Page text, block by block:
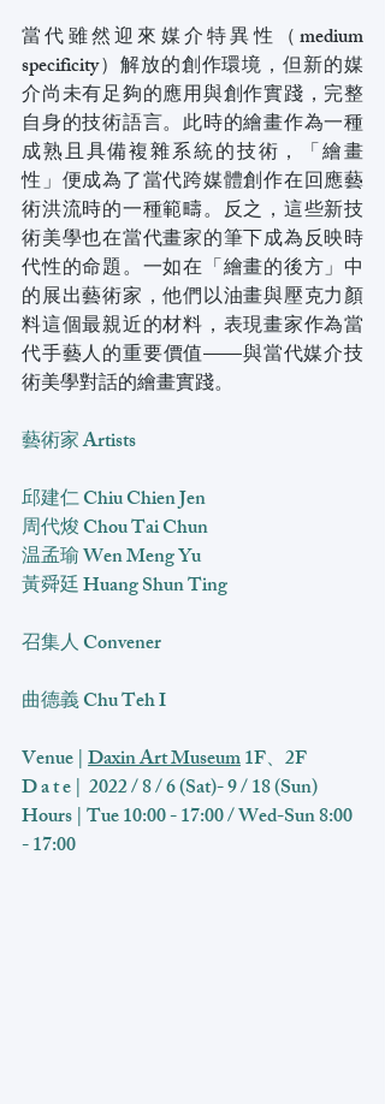
當代雖然迎來媒介特異性（medium
specificity）解放的創作環境，但新的媒
介尚未有足夠的應用與創作實踐，完整
自身的技術語言。此時的繪畫作為一種
成熟且具備複雜系統的技術，「繪畫
性」便成為了當代跨媒體創作在回應藝
術洪流時的一種範疇。反之，這些新技
術美學也在當代畫家的筆下成為反映時
代性的命題。一如在「繪畫的後方」中
的展出藝術家，他們以油畫與壓克力顏
料這個最親近的材料，表現畫家作為當
代手藝人的重要價值——與當代媒介技
術美學對話的繪畫實踐。
藝術家 Artists
邱建仁 Chiu Chien Jen
周代焌 Chou Tai Chun
温孟瑜 Wen Meng Yu
黃舜廷 Huang Shun Ting
召集人 Convener
曲德義 Chu Teh I
Venue | Daxin Art Museum 1F、2F
D a t e |  2022 / 8 / 6 (Sat)- 9 / 18 (Sun)
Hours | Tue 10:00 - 17:00 / Wed-Sun 8:00
- 17:00